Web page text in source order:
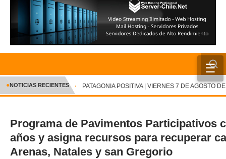
☰
INICIO
CRÓNICA
DEPORTES
ENTRETENIMIENTO Y CULTURA
✕
●NOTICIAS RECIENTES PATAGONIA POSITIVA | VIERNES 7 DE AGOSTO DE
Programa de Pavimentos Participativos
años y asigna recursos para recuperar
Arenas, Natales y san Gregorio